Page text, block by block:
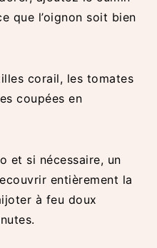
que l’oignon soit bien
corail, les tomates
coupées en
et si nécessaire, un
entièrement la
à feu doux